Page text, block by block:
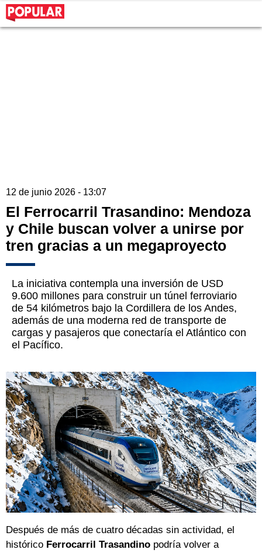
12 de junio 2026 - 13:07
El Ferrocarril Trasandino: Mendoza
y Chile buscan volver a unirse por
tren gracias a un megaproyecto
La iniciativa contempla una inversión de USD
9.600 millones para construir un túnel ferroviario
de 54 kilómetros bajo la Cordillera de los Andes,
además de una moderna red de transporte de
cargas y pasajeros que conectaría el Atlántico con
el Pacífico.
Después de más de cuatro décadas sin actividad, el
histórico Ferrocarril Trasandino podría volver a